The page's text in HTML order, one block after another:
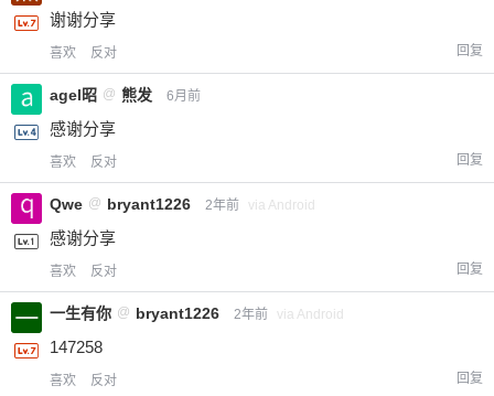
谢谢分享
喜欢 反对 回复
agel昭 @ 熊发 6月前
感谢分享
喜欢 反对 回复
Qwe @ bryant1226 2年前 via Android
感谢分享
喜欢 反对 回复
一生有你 @ bryant1226 2年前 via Android
147258
喜欢 反对 回复